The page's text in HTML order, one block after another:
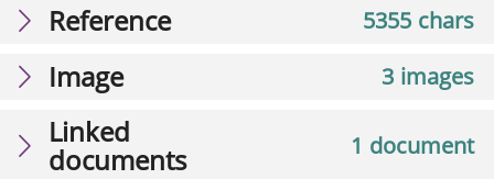
5355 chars
Reference
3 images
Image
1 document
Linked
documents